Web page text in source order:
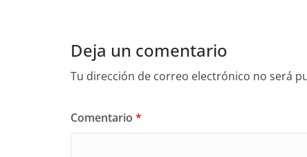
k
Deja un comentario
Tu dirección de correo electrónico no será
Comentario *